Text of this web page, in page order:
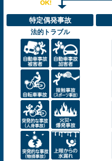
特定偶発事故
法的トラブル